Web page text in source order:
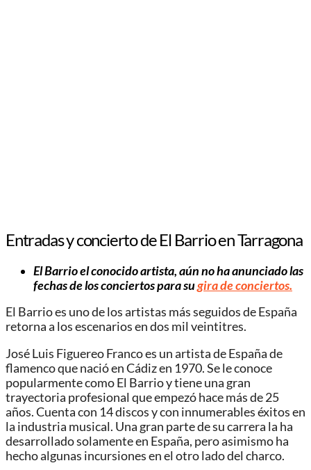
Entradas y concierto de El Barrio en Tarragona
El Barrio el conocido artista, aún no ha anunciado las
fechas de los conciertos para sugira de conciertos.
El Barrio es uno de los artistas más seguidos de España
retorna a los escenarios en dos mil veintitres.
José Luis Figuereo Franco es un artista de España de
flamenco que nació en Cádiz en 1970. Se le conoce
popularmente como El Barrio y tiene una gran
trayectoria profesional que empezó hace más de 25
años. Cuenta con 14 discos y con innumerables éxitos en
la industria musical. Una gran parte de su carrera la ha
desarrollado solamente en España, pero asimismo ha
hecho algunas incursiones en el otro lado del charco.